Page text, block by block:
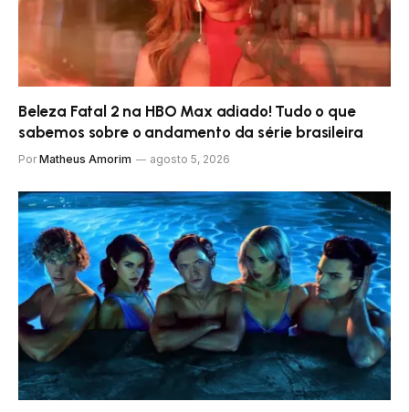
Beleza Fatal 2 na HBO Max adiado! Tudo o que
sabemos sobre o andamento da série brasileira
Por Matheus Amorim agosto 5, 2026